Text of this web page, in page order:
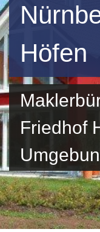
Höfen
Friedhof